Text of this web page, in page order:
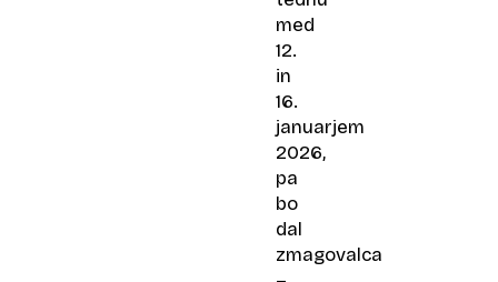
med
12.
in
16.
januarjem
2026,
pa
bo
dal
zmagovalca